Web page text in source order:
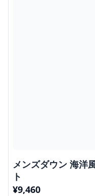
メンズダウン 海洋
ト
¥9,460